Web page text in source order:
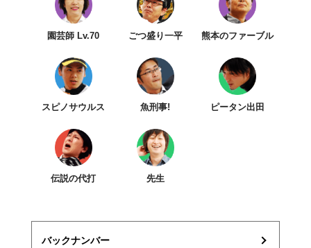
園芸師 Lv.70 ごつ盛り一平 熊本のファーブル
スピノサウルス 魚刑事! ピータン出田
伝説の代打 先生
バックナンバー